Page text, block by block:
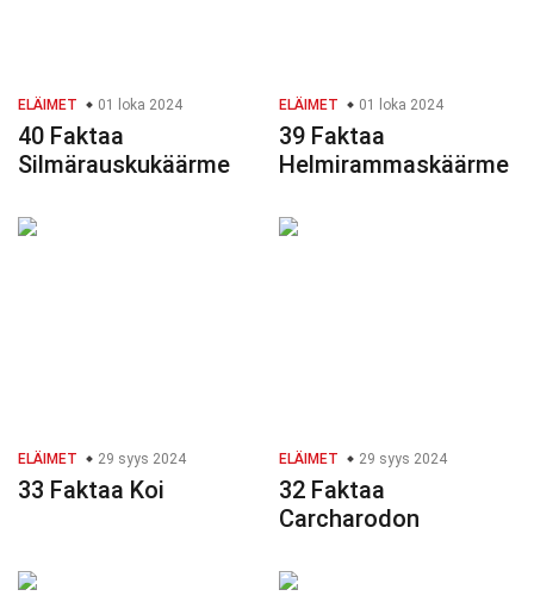
ELÄIMET 01 loka 2024
40 Faktaa
Silmärauskukäärme
ELÄIMET 01 loka 2024
39 Faktaa
Helmirammaskäärme
ELÄIMET 29 syys 2024
33 Faktaa Koi
ELÄIMET 29 syys 2024
32 Faktaa
Carcharodon